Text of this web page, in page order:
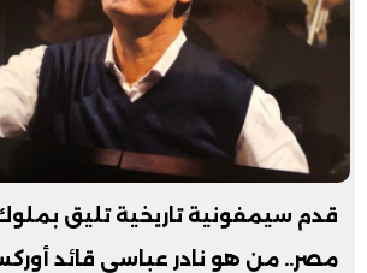
قدم سيمفونية تاريخية تليق
مصر.. من هو نادر عباسي قائد